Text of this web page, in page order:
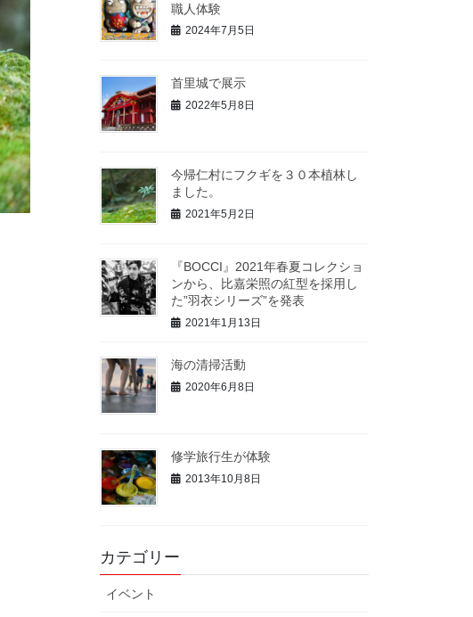
職人体験
2024年7月5日
首里城で展示
2022年5月8日
今帰仁村にフクギを３０本植林し
ました。
2021年5月2日
『BOCCI』2021年春夏コレクショ
ンから、比嘉栄照の紅型を採用し
た”羽衣シリーズ”を発表
2021年1月13日
海の清掃活動
2020年6月8日
修学旅行生が体験
2013年10月8日
カテゴリー
イベント